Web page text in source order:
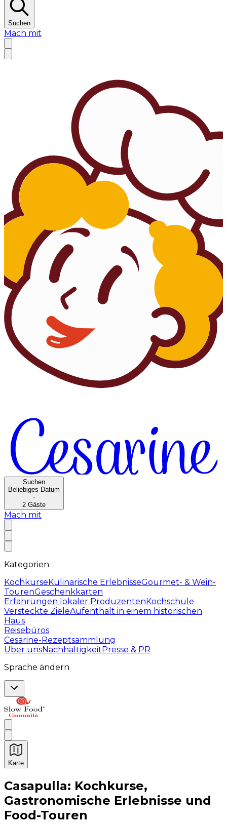
Suchen
Mach mit
Suchen
Beliebiges Datum
·
2 Gäste
Mach mit
Kategorien
KochkurseKulinarische ErlebnisseGourmet- & Wein-
TourenGeschenkkarten
Erfahrungen lokaler ProduzentenKochschule
Versteckte ZieleAufenthalt in einem historischen
Haus
Reisebüros
Cesarine-Rezeptsammlung
Über unsNachhaltigkeitPresse & PR
Sprache ändern
Karte
Unvergessliche kulinarische Erlebnisse:
Casapulla: Kochkurse,
Gastronomische Erlebnisse und
Food-Touren